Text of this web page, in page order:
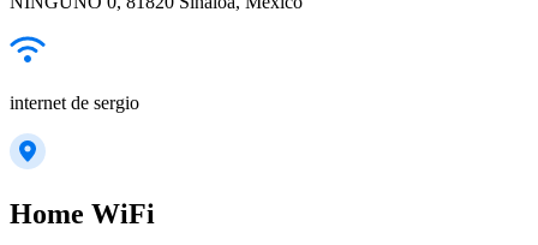
internet de sergio
Home WiFi